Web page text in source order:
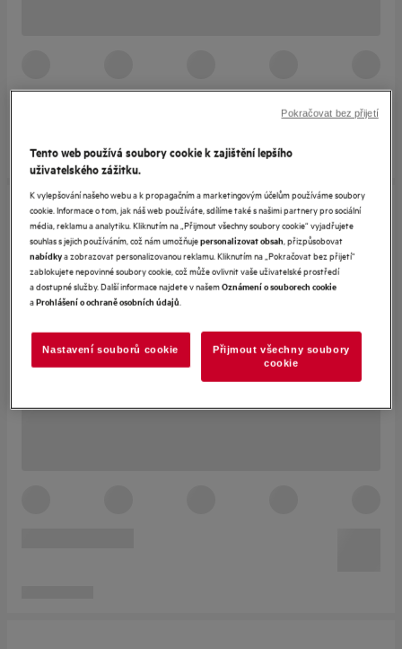
Tento web používá soubory cookie k zajištění lepšího
uživatelského zážitku.
K vylepšování našeho webu a k propagačním a marketingovým účelům používáme soubory
cookie. Informace o tom, jak náš web používáte, sdílíme také s našimi partnery pro sociální
média, reklamu a analytiku. Kliknutím na „Přijmout všechny soubory cookie“ vyjadřujete
souhlas s jejich používáním, což nám umožňujepersonalizovat obsah, přizpůsobovat
nabídkya zobrazovat personalizovanou reklamu. Kliknutím na „Pokračovat bez přijetí“
zablokujete nepovinné soubory cookie, což může ovlivnit vaše uživatelské prostředí
a dostupné služby. Další informace najdete v našemOznámení o souborech cookie
aProhlášení o ochraně osobních údajů.
Nastavení souborů cookie
Přijmout všechny soubory
cookie
Pokračovat bez přijetí